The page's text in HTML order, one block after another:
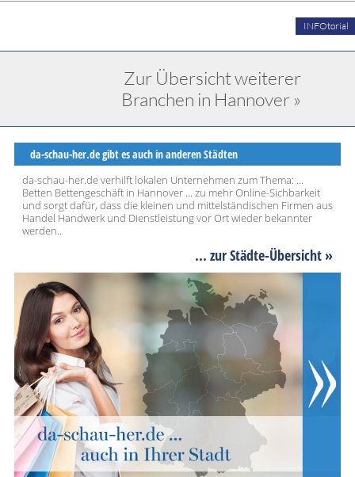
INFOtorial
Zur Übersicht weiterer
Branchen in Hannover »
da-schau-her.de gibt es auch in anderen Städten
da-schau-her.de verhilft lokalen Unternehmen zum Thema: ...
Betten Bettengeschäft in Hannover ... zu mehr Online-Sichbarkeit
und sorgt dafür, dass die kleinen und mittelständischen Firmen aus
Handel Handwerk und Dienstleistung vor Ort wieder bekannter
werden..
... zur Städte-Übersicht »